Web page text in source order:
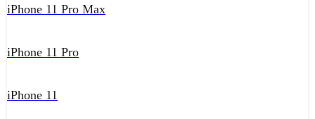
iPhone 11 Pro Max
iPhone 11 Pro
iPhone 11